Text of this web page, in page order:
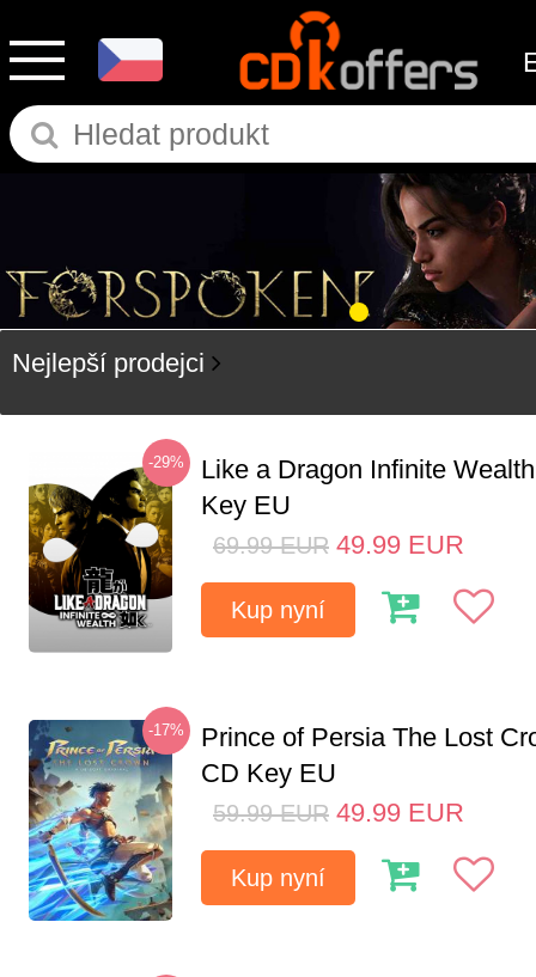
Nejlepší prodejci
-29%
Like a Dragon Infinite
Key EU
69.99 EUR 49.99 EUR
Kup nyní
-17%
Prince of Persia The Lost
CD Key EU
59.99 EUR 49.99 EUR
Kup nyní